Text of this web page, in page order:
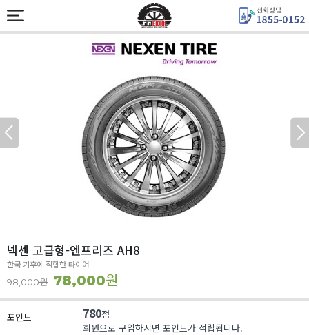
넥센 고급형-엔프리즈 AH8
한국 기후에 적합한 타이어
98,000원 78,000원
포인트 780점
회원으로 구입하시면 포인트가 적립됩니다.